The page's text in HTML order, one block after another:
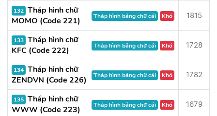
132 Tháp hình chữ
MOMO (Code 221)
Tháp hình bảng chữ cái Khó 1815
133 Tháp hình chữ
KFC (Code 222)
Tháp hình bảng chữ cái Khó 1728
134 Tháp hình chữ
ZENDVN (Code 226)
Tháp hình bảng chữ cái Khó 1782
135 Tháp hình chữ
WWW (Code 223)
Tháp hình bảng chữ cái Khó 1679